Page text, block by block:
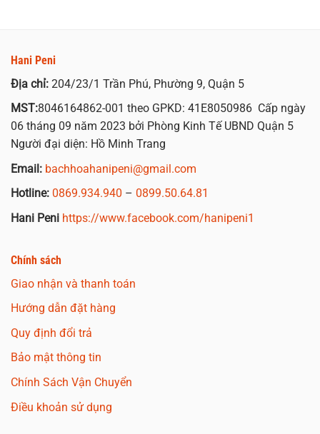
Hani Peni
Địa chỉ: 204/23/1 Trần Phú, Phường 9, Quận 5
MST:8046164862-001 theo GPKD: 41E8050986 Cấp ngày
06 tháng 09 năm 2023 bởi Phòng Kinh Tế UBND Quận 5
Người đại diện: Hồ Minh Trang
Email: bachhoahanipeni@gmail.com
Hotline: 0869.934.940 – 0899.50.64.81
Hani Peni https://www.facebook.com/hanipeni1
Chính sách
Giao nhận và thanh toán
Hướng dẫn đặt hàng
Quy định đổi trả
Bảo mật thông tin
Chính Sách Vận Chuyển
Điều khoản sử dụng